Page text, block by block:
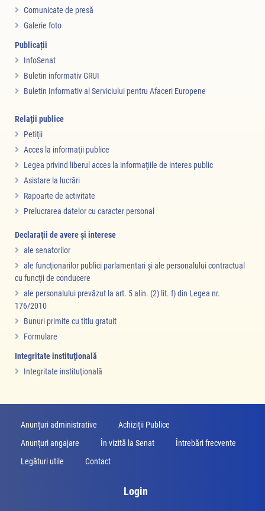
Comunicate de presă
Galerie foto
Publicații
InfoSenat
Buletin informativ GRUI
Buletin Informativ al Serviciului pentru Afaceri Europene
Relaţii publice
Petiţii
Acces la informaţii publice
Legea privind liberul acces la informaţiile de interes public
Asistare la lucrări
Rapoarte de activitate
Prelucrarea datelor cu caracter personal
Declaraţii de avere şi interese
ale senatorilor
ale funcţionarilor publici parlamentari şi ale personalului contractual
cu funcţii de conducere
ale personalului prevăzut la art. 5 alin. (2) lit. f) din Legea nr.
176/2010
Bunuri primite cu titlu gratuit
Formulare
Integritate instituţională
Integritate instituţională
Anunțuri administrative
Achiziții Publice
Anunţuri angajare
În vizită la Senat
Întrebări frecvente
Legături utile
Contact
Login